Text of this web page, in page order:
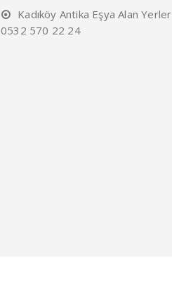
Kadıköy Antika Eşya Alan Yerler
0532 570 22 24